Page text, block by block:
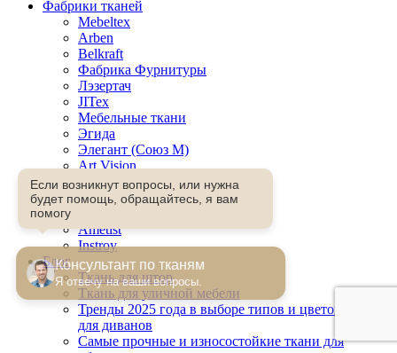
Если возникнут вопросы, или нужна
будет помощь, обращайтесь, я вам
помогу
Консультант по тканям
Я отвечу на ваши вопросы.
Фабрики тканей
Mebeltex
Arben
Belkraft
Фабрика Фурнитуры
Лэзертач
JITex
Мебельные ткани
Эгида
Элегант (Союз М)
Art Vision
Evatex
TextileData
Ametist
Instroy
Блог
Ткань для штор
Ткань для уличной мебели
Тренды 2025 года в выборе типов и цветов тканей
для диванов
Самые прочные и износостойкие ткани для